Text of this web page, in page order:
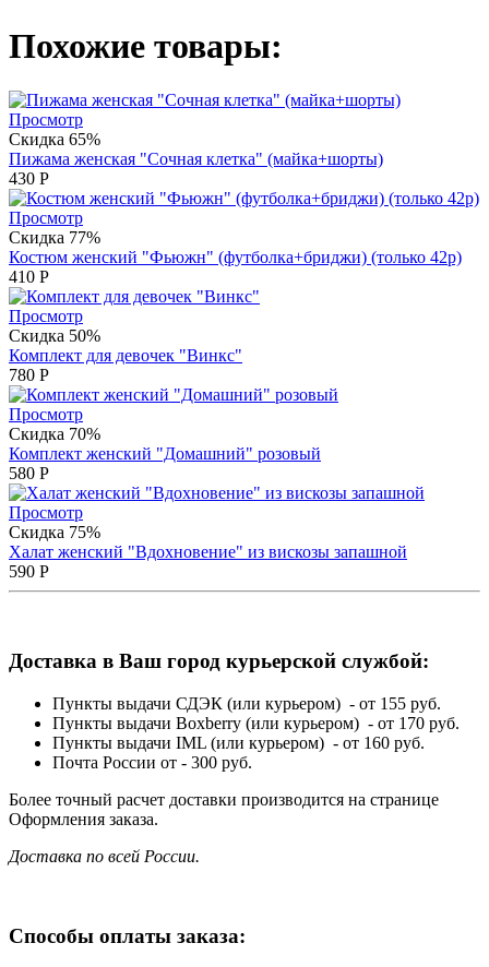
Похожие товары:
Просмотр
Скидка 65%
Пижама женская "Сочная клетка" (майка+шорты)
430 Р
Просмотр
Скидка 77%
Костюм женский "Фьюжн" (футболка+бриджи) (только 42р)
410 Р
Просмотр
Скидка 50%
Комплект для девочек "Винкс"
780 Р
Просмотр
Скидка 70%
Комплект женский "Домашний" розовый
580 Р
Просмотр
Скидка 75%
Халат женский "Вдохновение" из вискозы запашной
590 Р
Доставка в Ваш город курьерской службой:
Пункты выдачи СДЭК (или курьером) - от 155 руб.
Пункты выдачи Boxberry (или курьером) - от 170 руб.
Пункты выдачи IML (или курьером) - от 160 руб.
Почта России от - 300 руб.
Более точный расчет доставки производится на странице
Оформления заказа.
Доставка по всей России.
Способы оплаты заказа: